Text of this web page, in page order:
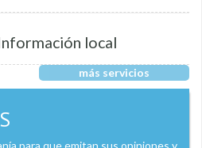
local
más servicios
para que emitan sus opiniones y